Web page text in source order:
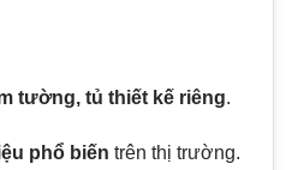
tường, tủ thiết kế riêng.
phổ biến trên thị trường.